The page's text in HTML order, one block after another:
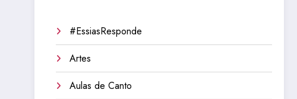
#EssiasResponde
Artes
Aulas de Canto